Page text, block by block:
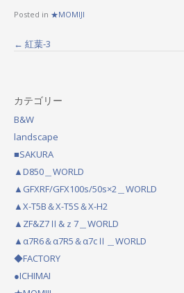
Posted in ★MOMIJI
s
t
n
a
v
i
g
a
t
← 紅葉-3
カテゴリー
B&W
landscape
■SAKURA
▲D850＿WORLD
▲GFXRF/GFX100s/50s×2＿WORLD
▲X-T5B＆X-T5S＆X-H2
▲ZF&Z7Ⅱ&ｚ7＿WORLD
▲α7R6＆α7R5＆α7cⅡ＿WORLD
◆FACTORY
●ICHIMAI